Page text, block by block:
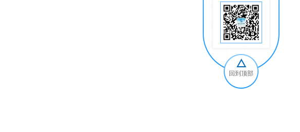
回到顶部